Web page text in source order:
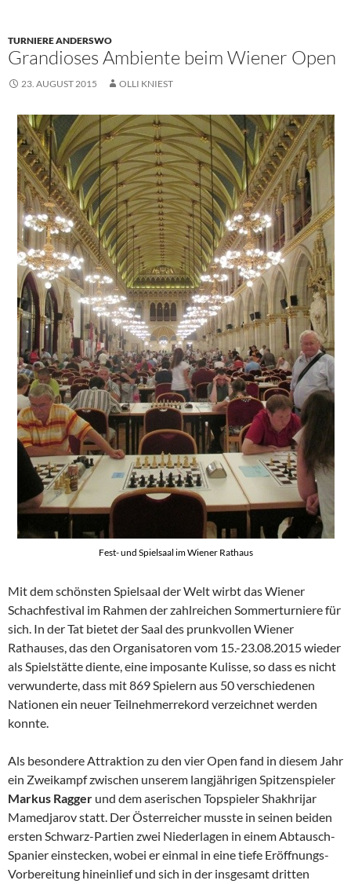
TURNIERE ANDERSWO
Grandioses Ambiente beim Wiener Open
23. AUGUST 2015 OLLI KNIEST
Fest- und Spielsaal im Wiener Rathaus
Mit dem schönsten Spielsaal der Welt wirbt das Wiener
Schachfestival im Rahmen der zahlreichen Sommerturniere für
sich. In der Tat bietet der Saal des prunkvollen Wiener
Rathauses, das den Organisatoren vom 15.-23.08.2015 wieder
als Spielstätte diente, eine imposante Kulisse, so dass es nicht
verwunderte, dass mit 869 Spielern aus 50 verschiedenen
Nationen ein neuer Teilnehmerrekord verzeichnet werden
konnte.
Als besondere Attraktion zu den vier Open fand in diesem Jahr
ein Zweikampf zwischen unserem langjährigen Spitzenspieler
Markus Ragger und dem aserischen Topspieler Shakhrijar
Mamedjarov statt. Der Österreicher musste in seinen beiden
ersten Schwarz-Partien zwei Niederlagen in einem Abtausch-
Spanier einstecken, wobei er einmal in eine tiefe Eröffnungs-
Vorbereitung hineinlief und sich in der insgesamt dritten